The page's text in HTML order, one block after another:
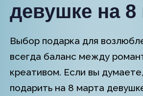
девушке на 8
Выбор подарка для
всегда баланс между
креативом. Если вы
подарить на 8 марта